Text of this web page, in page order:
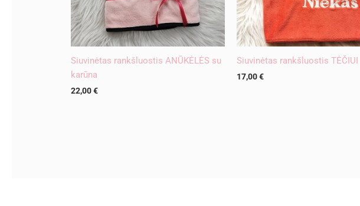
Siuvinėtas rankšluostis ANŪKĖLĖS su
karūna
22,00€
Siuvinėtas rankšluostis TĖČIUI
17,00€